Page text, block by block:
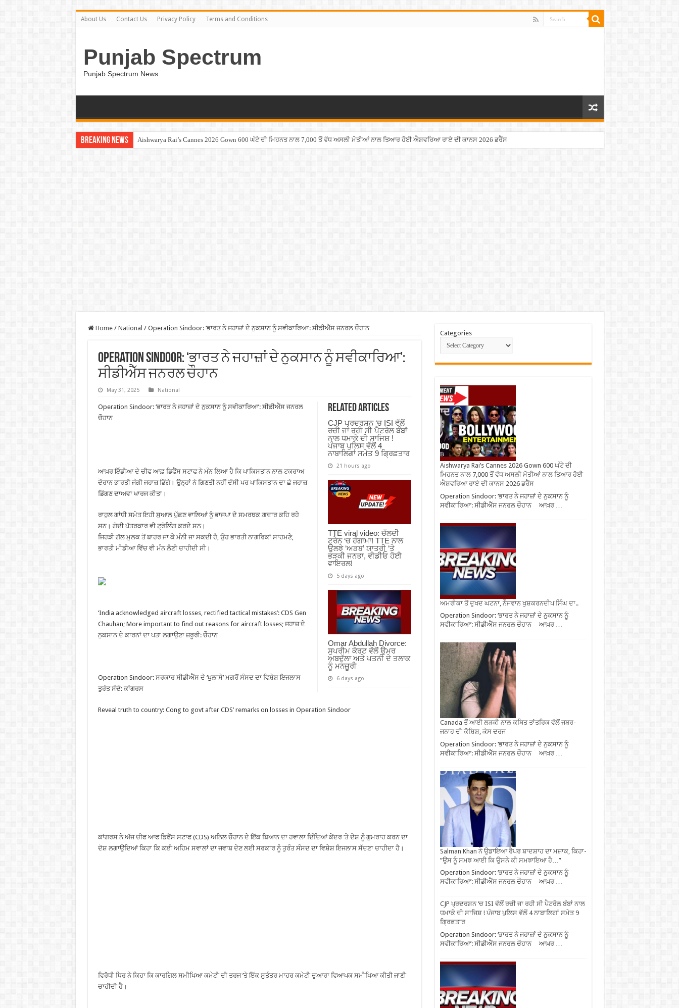
About Us Contact Us Privacy Policy Terms and Conditions
Punjab Spectrum
Punjab Spectrum News
Breaking News Aishwarya Rai’s Cannes 2026 Gown 600 ਘੰਟੇ ਦੀ ਮਿਹਨਤ ਨਾਲ 7,000 ਤੋਂ ਵੱਧ ਅਸਲੀ ਮੋਤੀਆਂ ਨਾਲ ਤਿਆਰ ਹੋਈ ਐਸ਼ਵਰਿਆ ਰਾਏ ਦੀ ਕਾਨਸ 2026 ਡਰੈੱਸ
Home / National / Operation Sindoor: ‘ਭਾਰਤ ਨੇ ਜਹਾਜ਼ਾਂ ਦੇ ਨੁਕਸਾਨ ਨੂੰ ਸਵੀਕਾਰਿਆ’: ਸੀਡੀਐੱਸ ਜਨਰਲ ਚੌਹਾਨ
Operation Sindoor: ‘ਭਾਰਤ ਨੇ ਜਹਾਜ਼ਾਂ ਦੇ ਨੁਕਸਾਨ ਨੂੰ ਸਵੀਕਾਰਿਆ’:
ਸੀਡੀਐੱਸ ਜਨਰਲ ਚੌਹਾਨ
May 31, 2025 National
Related Articles
CJP ਪ੍ਰਦਰਸ਼ਨ ‘ਚ ISI ਵੱਲੋਂ
ਰਚੀ ਜਾ ਰਹੀ ਸੀ ਪੈਟਰੋਲ ਬੰਬਾਂ
ਨਾਲ ਧਮਾਕੇ ਦੀ ਸਾਜਿਸ਼ !
ਪੰਜਾਬ ਪੁਲਿਸ ਵੱਲੋਂ 4
ਨਾਬਾਲਿਗਾਂ ਸਮੇਤ 9 ਗ੍ਰਿਫ਼ਤਾਰ
21 hours ago
TTE viral video: ਚੱਲਦੀ
ਟ੍ਰੇਨ ‘ਚ ਹੰਗਾਮਾ! TTE ਨਾਲ
ਉਲਝੇ ‘ਅੜਬ’ ਯਾਤਰੀ ‘ਤੇ
ਭੜਕੀ ਜਨਤਾ, ਵੀਡੀਓ ਹੋਈ
ਵਾਇਰਲ!
5 days ago
Omar Abdullah Divorce:
ਸੁਪਰੀਮ ਕੋਰਟ ਵੱਲੋਂ ਉਮਰ
ਅਬਦੁੱਲਾ ਅਤੇ ਪਤਨੀ ਦੇ ਤਲਾਕ
ਨੂੰ ਮਨਜ਼ੂਰੀ
6 days ago
Operation Sindoor: ‘ਭਾਰਤ ਨੇ ਜਹਾਜ਼ਾਂ ਦੇ ਨੁਕਸਾਨ ਨੂੰ ਸਵੀਕਾਰਿਆ’: ਸੀਡੀਐੱਸ ਜਨਰਲ
ਚੌਹਾਨ
ਆਖ਼ਰ ਇੰਡੀਆ ਦੇ ਚੀਫ ਆਫ਼ ਡਿਫੈਂਸ ਸਟਾਫ ਨੇ ਮੰਨ ਲਿਆ ਹੈ ਕਿ ਪਾਕਿਸਤਾਨ ਨਾਲ ਟਕਰਾਅ
ਦੌਰਾਨ ਭਾਰਤੀ ਜੰਗੀ ਜਹਾਜ਼ ਡਿੱਗੇ। ਉਨ੍ਹਾਂ ਨੇ ਗਿਣਤੀ ਨਹੀਂ ਦੱਸੀ ਪਰ ਪਾਕਿਸਤਾਨ ਦਾ ਛੇ ਜਹਾਜ਼
ਡਿੱਗਣ ਦਾਅਵਾ ਖਾਰਜ ਕੀਤਾ।
ਰਾਹੁਲ ਗਾਂਧੀ ਸਮੇਤ ਇਹੀ ਸੁਆਲ ਪੁੱਛਣ ਵਾਲਿਆਂ ਨੂੰ ਭਾਜਪਾ ਦੇ ਸਮਰਥਕ ਗ਼ਦਾਰ ਕਹਿ ਰਹੇ
ਸਨ। ਗੋਦੀ ਪੱਤਰਕਾਰ ਵੀ ਟ੍ਰੋਲਿੰਗ ਕਰਦੇ ਸਨ।
ਜਿਹੜੀ ਗੱਲ ਮੁਲਕ ਤੋਂ ਬਾਹਰ ਜਾ ਕੇ ਮੰਨੀ ਜਾ ਸਕਦੀ ਹੈ, ਉਹ ਭਾਰਤੀ ਨਾਗਰਿਕਾਂ ਸਾਹਮਣੇ,
ਭਾਰਤੀ ਮੀਡੀਆ ਵਿੱਚ ਵੀ ਮੰਨ ਲੈਣੀ ਚਾਹੀਦੀ ਸੀ।
‘India acknowledged aircraft losses, rectified tactical mistakes’: CDS Gen
Chauhan; More important to find out reasons for aircraft losses; ਜਹਾਜ਼ ਦੇ
ਨੁਕਸਾਨ ਦੇ ਕਾਰਨਾਂ ਦਾ ਪਤਾ ਲਗਾਉਣਾ ਜ਼ਰੂਰੀ: ਚੌਹਾਨ
Operation Sindoor: ਸਰਕਾਰ ਸੀਡੀਐੱਸ ਦੇ ‘ਖੁਲਾਸੇ’ ਮਗਰੋਂ ਸੰਸਦ ਦਾ ਵਿਸ਼ੇਸ਼ ਇਜਲਾਸ
ਤੁਰੰਤ ਸੱਦੇ: ਕਾਂਗਰਸ
Reveal truth to country: Cong to govt after CDS’ remarks on losses in Operation Sindoor
ਕਾਂਗਰਸ ਨੇ ਅੱਜ ਚੀਫ ਆਫ ਡਿਫੈਂਸ ਸਟਾਫ (CDS) ਅਨਿਲ ਚੌਹਾਨ ਦੇ ਇੱਕ ਬਿਆਨ ਦਾ ਹਵਾਲਾ ਦਿੰਦਿਆਂ ਕੇਂਦਰ ’ਤੇ ਦੇਸ਼ ਨੂੰ ਗੁਮਰਾਹ ਕਰਨ ਦਾ
ਦੋਸ਼ ਲਗਾਉਂਦਿਆਂ ਕਿਹਾ ਕਿ ਕਈ ਅਹਿਮ ਸਵਾਲਾਂ ਦਾ ਜਵਾਬ ਦੇਣ ਲਈ ਸਰਕਾਰ ਨੂੰ ਤੁਰੰਤ ਸੰਸਦ ਦਾ ਵਿਸ਼ੇਸ਼ ਇਜਲਾਸ ਸੱਦਣਾ ਚਾਹੀਦਾ ਹੈ।
ਵਿਰੋਧੀ ਧਿਰ ਨੇ ਕਿਹਾ ਕਿ ਕਾਰਗਿਲ ਸਮੀਖਿਆ ਕਮੇਟੀ ਦੀ ਤਰਜ ’ਤੇ ਇੱਕ ਸੁਤੰਤਰ ਮਾਹਰ ਕਮੇਟੀ ਦੁਆਰਾ ਵਿਆਪਕ ਸਮੀਖਿਆ ਕੀਤੀ ਜਾਣੀ
ਚਾਹੀਦੀ ਹੈ।
Categories
Aishwarya Rai’s Cannes 2026 Gown 600 ਘੰਟੇ ਦੀ
ਮਿਹਨਤ ਨਾਲ 7,000 ਤੋਂ ਵੱਧ ਅਸਲੀ ਮੋਤੀਆਂ ਨਾਲ ਤਿਆਰ ਹੋਈ
ਐਸ਼ਵਰਿਆ ਰਾਏ ਦੀ ਕਾਨਸ 2026 ਡਰੈੱਸ
Operation Sindoor: ‘ਭਾਰਤ ਨੇ ਜਹਾਜ਼ਾਂ ਦੇ ਨੁਕਸਾਨ ਨੂੰ
ਸਵੀਕਾਰਿਆ’: ਸੀਡੀਐੱਸ ਜਨਰਲ ਚੌਹਾਨ ਆਖ਼ਰ …
ਅਮਰੀਕਾ ਤੋਂ ਦੁਖਦ ਘਟਨਾ, ਨੌਜਵਾਨ ਖੁਸ਼ਕਰਨਦੀਪ ਸਿੰਘ ਦਾ..
Operation Sindoor: ‘ਭਾਰਤ ਨੇ ਜਹਾਜ਼ਾਂ ਦੇ ਨੁਕਸਾਨ ਨੂੰ
ਸਵੀਕਾਰਿਆ’: ਸੀਡੀਐੱਸ ਜਨਰਲ ਚੌਹਾਨ ਆਖ਼ਰ …
Canada ਤੋਂ ਆਈ ਲੜਕੀ ਨਾਲ ਕਥਿਤ ਤਾਂਤਰਿਕ ਵੱਲੋਂ ਜਬਰ-
ਜਨਾਹ ਦੀ ਕੋਸ਼ਿਸ਼, ਕੇਸ ਦਰਜ
Operation Sindoor: ‘ਭਾਰਤ ਨੇ ਜਹਾਜ਼ਾਂ ਦੇ ਨੁਕਸਾਨ ਨੂੰ
ਸਵੀਕਾਰਿਆ’: ਸੀਡੀਐੱਸ ਜਨਰਲ ਚੌਹਾਨ ਆਖ਼ਰ …
Salman Khan ਨੇ ਉਡਾਇਆ ਰੈਪਰ ਬਾਦਸ਼ਾਹ ਦਾ ਮਜ਼ਾਕ, ਕਿਹਾ-
”ਉਸ ਨੂੰ ਸਮਝ ਆਈ ਕਿ ਉਸਨੇ ਕੀ ਸਮਝਾਇਆ ਹੈ…”
Operation Sindoor: ‘ਭਾਰਤ ਨੇ ਜਹਾਜ਼ਾਂ ਦੇ ਨੁਕਸਾਨ ਨੂੰ
ਸਵੀਕਾਰਿਆ’: ਸੀਡੀਐੱਸ ਜਨਰਲ ਚੌਹਾਨ ਆਖ਼ਰ …
CJP ਪ੍ਰਦਰਸ਼ਨ ‘ਚ ISI ਵੱਲੋਂ ਰਚੀ ਜਾ ਰਹੀ ਸੀ ਪੈਟਰੋਲ ਬੰਬਾਂ ਨਾਲ
ਧਮਾਕੇ ਦੀ ਸਾਜਿਸ਼ ! ਪੰਜਾਬ ਪੁਲਿਸ ਵੱਲੋਂ 4 ਨਾਬਾਲਿਗਾਂ ਸਮੇਤ 9
ਗ੍ਰਿਫ਼ਤਾਰ
Operation Sindoor: ‘ਭਾਰਤ ਨੇ ਜਹਾਜ਼ਾਂ ਦੇ ਨੁਕਸਾਨ ਨੂੰ
ਸਵੀਕਾਰਿਆ’: ਸੀਡੀਐੱਸ ਜਨਰਲ ਚੌਹਾਨ ਆਖ਼ਰ …